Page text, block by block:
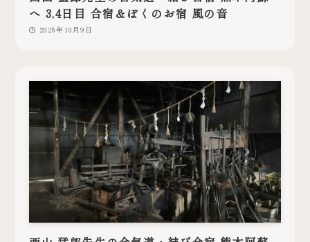
へ 3,4日目 合宿＆ぼくのお宿 風の音
2025年10月9日